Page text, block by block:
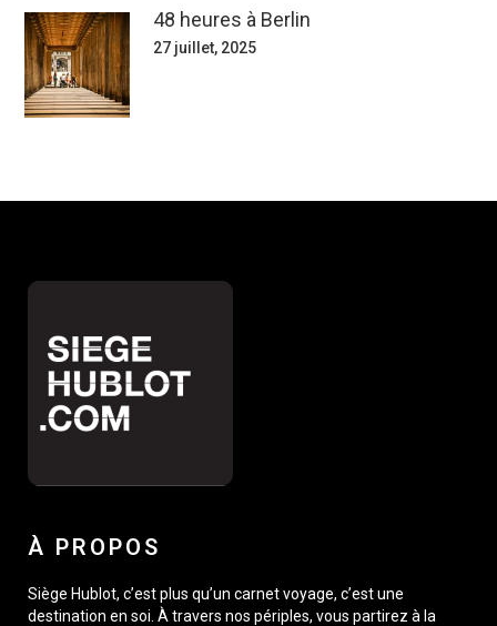
48 heures à Berlin
27 juillet, 2025
À PROPOS
Siège Hublot, c’est plus qu’un carnet voyage, c’est une
destination en soi. À travers nos périples, vous partirez à la